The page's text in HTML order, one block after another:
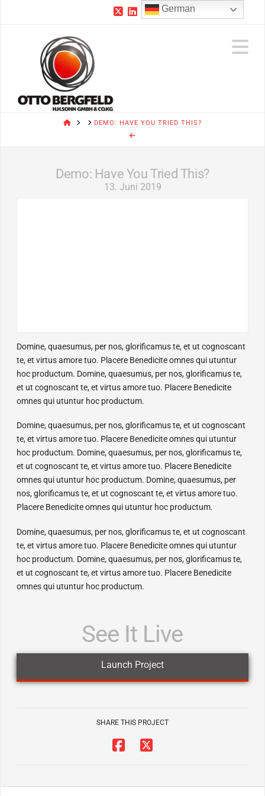
HOME DEMO: HAVE YOU TRIED THIS?
Demo: Have You Tried This?
13. Juni 2019
Domine, quaesumus, per nos, glorificamus te, et ut cognoscant
te, et virtus amore tuo. Placere Benedicite omnes qui utuntur
hoc productum. Domine, quaesumus, per nos, glorificamus te,
et ut cognoscant te, et virtus amore tuo. Placere Benedicite
omnes qui utuntur hoc productum.
Domine, quaesumus, per nos, glorificamus te, et ut cognoscant
te, et virtus amore tuo. Placere Benedicite omnes qui utuntur
hoc productum. Domine, quaesumus, per nos, glorificamus te,
et ut cognoscant te, et virtus amore tuo. Placere Benedicite
omnes qui utuntur hoc productum. Domine, quaesumus, per
nos, glorificamus te, et ut cognoscant te, et virtus amore tuo.
Placere Benedicite omnes qui utuntur hoc productum.
Domine, quaesumus, per nos, glorificamus te, et ut cognoscant
te, et virtus amore tuo. Placere Benedicite omnes qui utuntur
hoc productum. Domine, quaesumus, per nos, glorificamus te,
et ut cognoscant te, et virtus amore tuo. Placere Benedicite
omnes qui utuntur hoc productum.
See It Live
Launch Project
SHARE THIS PROJECT
German